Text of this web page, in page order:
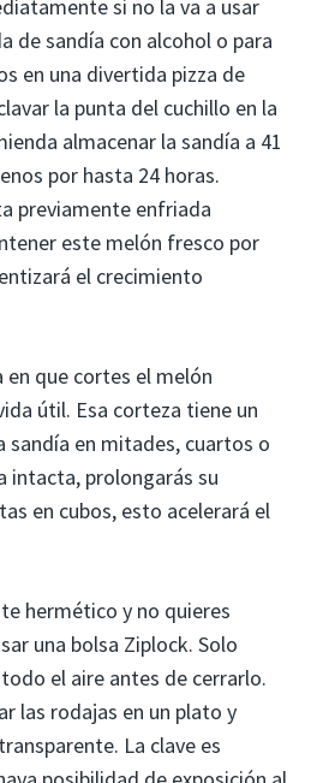
si no la va a usar
de sandía con alcohol o para
en una divertida pizza de
la punta del cuchillo en la
almacenar la sandía a 41
por hasta 24 horas.
previamente enfriada
este melón fresco por
el crecimiento
que cortes el melón
útil. Esa corteza tiene un
sandía en mitades, cuartos o
intacta, prolongarás su
en cubos, esto acelerará el
hermético y no quieres
una bolsa Ziplock. Solo
el aire antes de cerrarlo.
las rodajas en un plato y
La clave es